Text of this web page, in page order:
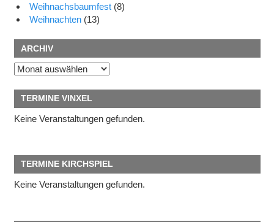
Weihnachsbaumfest (8)
Weihnachten (13)
ARCHIV
Archiv
TERMINE VINXEL
Keine Veranstaltungen gefunden.
TERMINE KIRCHSPIEL
Keine Veranstaltungen gefunden.